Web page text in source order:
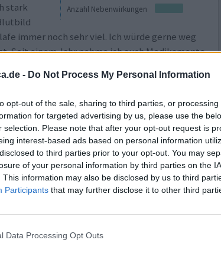
- Do Not Process My Personal Information
opt-out of the sale, sharing to third parties, or
for targeted advertising by us, please use the
selection. Please note that after your opt-out request is
interest-based ads based on personal information
to third parties prior to your opt-out. You may
of your personal information by third parties on the
This information may also be disclosed by us to third
Participants that may further disclose it to other third
Data Processing Opt Outs
Anzahl Nebenwirkungen
stark
immer noch sehr viel. Ich würde gerne weg
Seit einem Jahr nehme ich auch Medikamente
Wirksamkeit
Anzahl Nebenwirkungen
gegen
Ich
besser